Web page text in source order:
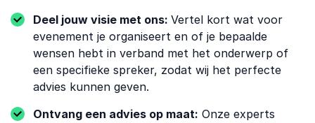
Deel jouw visie met ons: Vertel kort wat voor
evenement je organiseert en of je bepaalde
wensen hebt in verband met het onderwerp of
een specifieke spreker, zodat wij het perfecte
advies kunnen geven.
Ontvang een advies op maat: Onze experts